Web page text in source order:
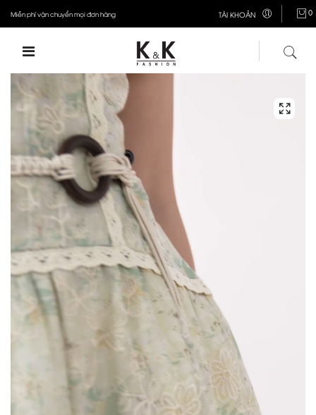
Miễn phí vận chuyển mọi đơn hàng TÀI KHOẢN 0